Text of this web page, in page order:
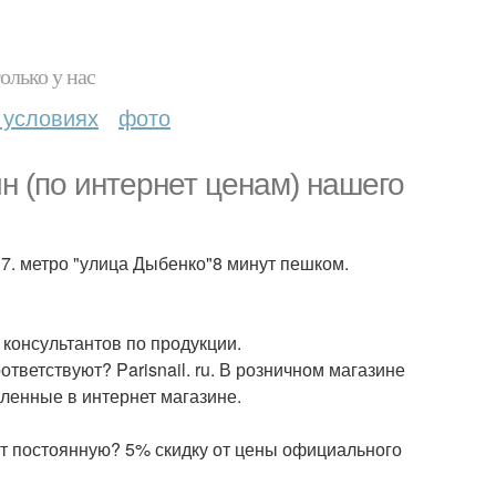
у нас
фото
(по интернет ценам) нашего
метро "улица Дыбенко"8 минут пешком.
по продукции.
Parisnail. ru. В розничном магазине
в интернет магазине.
5% скидку от цены официального